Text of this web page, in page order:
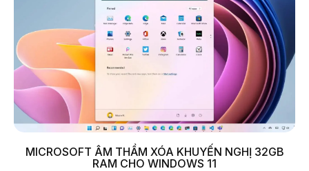
MICROSOFT ÂM THẦM XÓA KHUYẾN NGHỊ 32GB
RAM CHO WINDOWS 11